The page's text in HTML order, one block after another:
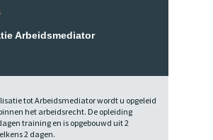
Arbeidsmediator
tot Arbeidsmediator wordt u opgeleid
het arbeidsrecht. De opleiding
training en is opgebouwd uit 2
2 dagen.